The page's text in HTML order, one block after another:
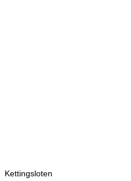
Kettingsloten